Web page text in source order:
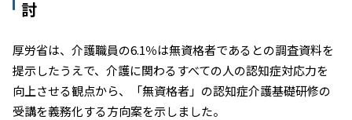
討
厚労省は、介護職員の6.1％は無資格者であるとの調査資料を
提示したうえで、介護に関わるすべての人の認知症対応力を
向上させる観点から、「無資格者」の認知症介護基礎研修の
受講を義務化する方向案を示しました。